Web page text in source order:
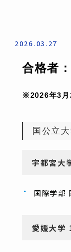
2026.03.27
合格者
※2026年3月
国公立
宇都宮大
国際学部
愛媛大